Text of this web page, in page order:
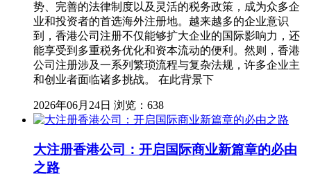
势、完善的法律制度以及灵活的税务政策，成为众多企
业和投资者的首选海外注册地。越来越多的企业意识
到，香港公司注册不仅能够扩大企业的国际影响力，还
能享受到多重税务优化和资本流动的便利。然则，香港
公司注册涉及一系列繁琐流程与复杂法规，许多企业主
和创业者面临诸多挑战。 在此背景下
2026年06月24日 浏览：638
大注册香港公司：开启国际商业新篇章的必由
之路